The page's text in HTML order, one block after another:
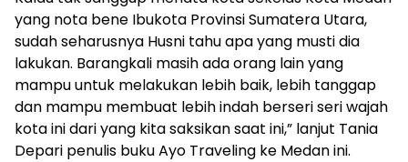
yang nota bene Ibukota Provinsi Sumatera Utara,
sudah seharusnya Husni tahu apa yang musti dia
lakukan. Barangkali masih ada orang lain yang
mampu untuk melakukan lebih baik, lebih tanggap
dan mampu membuat lebih indah berseri seri wajah
kota ini dari yang kita saksikan saat ini,” lanjut Tania
Depari penulis buku Ayo Traveling ke Medan ini.